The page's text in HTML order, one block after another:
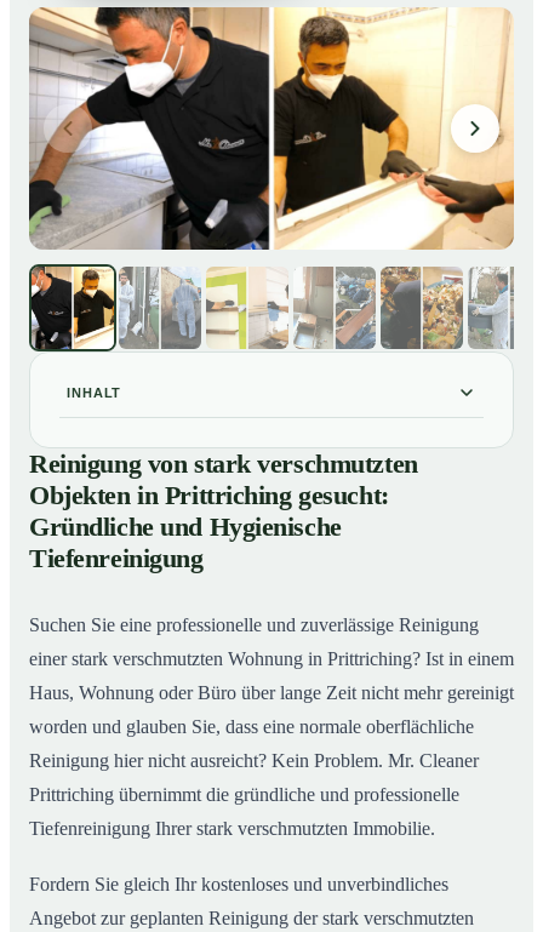
INHALT
01Reinigung von stark verschmutzten Objekten in
Prittriching gesucht: Gründliche und Hygienische
Tiefenreinigung
02So reinigen unsere Profis stark verschmutzte
Wohnungen in Prittriching
Reinigung von stark verschmutzten
Objekten in Prittriching gesucht:
Gründliche und Hygienische
Tiefenreinigung
Suchen Sie eine professionelle und zuverlässige Reinigung
einer stark verschmutzten Wohnung in Prittriching? Ist in einem
Haus, Wohnung oder Büro über lange Zeit nicht mehr gereinigt
worden und glauben Sie, dass eine normale oberflächliche
Reinigung hier nicht ausreicht? Kein Problem. Mr. Cleaner
Prittriching übernimmt die gründliche und professionelle
Tiefenreinigung Ihrer stark verschmutzten Immobilie.
Fordern Sie gleich Ihr kostenloses und unverbindliches
Angebot zur geplanten Reinigung der stark verschmutzten